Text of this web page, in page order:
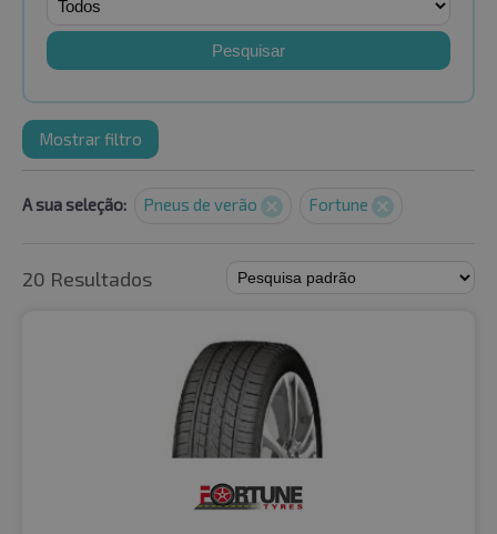
Pesquisar
Mostrar filtro
A sua seleção: Pneus de verão Fortune
20 Resultados